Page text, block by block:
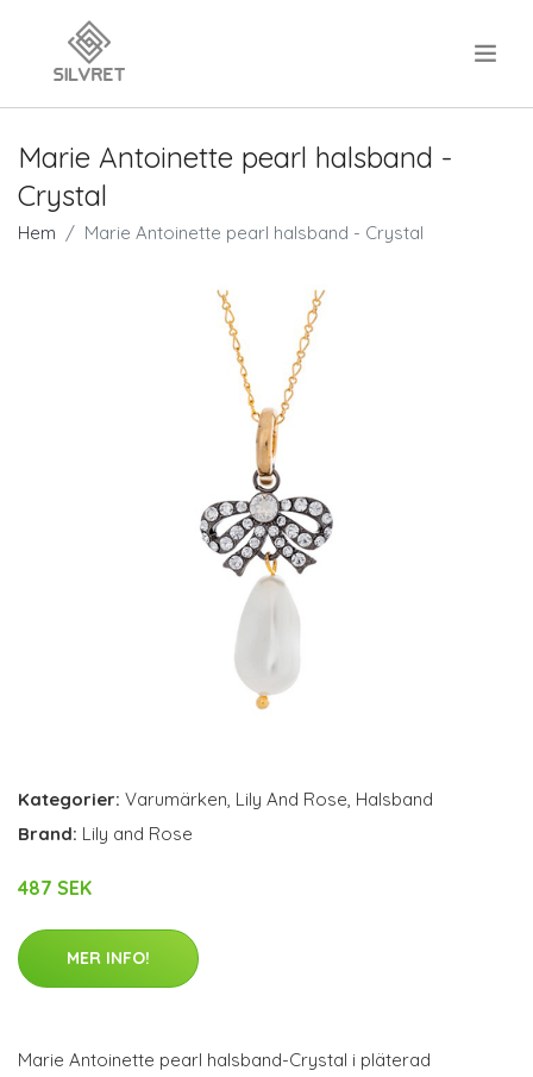
Marie Antoinette pearl halsband -
Crystal
Hem Marie Antoinette pearl halsband - Crystal
Kategorier: Varumärken, Lily And Rose, Halsband
Brand: Lily and Rose
487 SEK
MER INFO!
Marie Antoinette pearl halsband-Crystal i pläterad